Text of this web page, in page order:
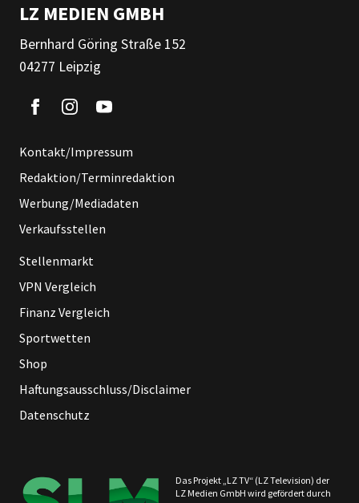
LZ MEDIEN GMBH
Bernhard Göring Straße 152
04277 Leipzig
Kontakt/Impressum
Redaktion/Terminredaktion
Werbung/Mediadaten
Verkaufsstellen
Stellenmarkt
VPN Vergleich
Finanz Vergleich
Sportwetten
Shop
Haftungsausschluss/Disclaimer
Datenschutz
Das Projekt „LZ TV“ (LZ Television) der
LZ Medien GmbH wird gefördert durch